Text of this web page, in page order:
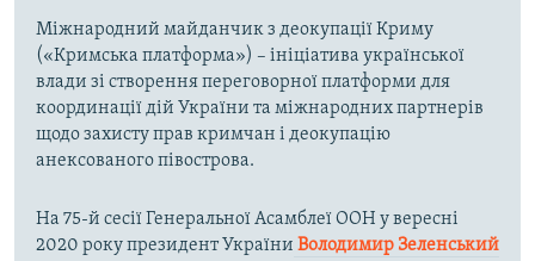
Міжнародний майданчик з деокупації Криму
(«Кримська платформа») – ініціатива української
влади зі створення переговорної платформи для
координації дій України та міжнародних партнерів
щодо захисту прав кримчан і деокупацію
анексованого півострова.
На 75-й сесії Генеральної Асамблеї ООН у вересні
2020 року президент України Володимир Зеленський